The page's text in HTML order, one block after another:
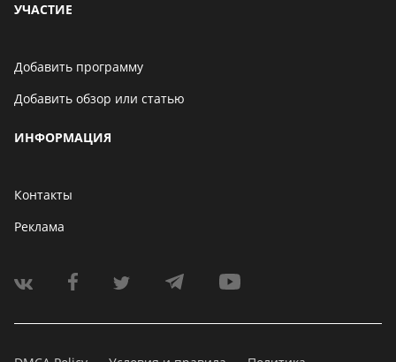
УЧАСТИЕ
Добавить программу
Добавить обзор или статью
ИНФОРМАЦИЯ
Контакты
Реклама